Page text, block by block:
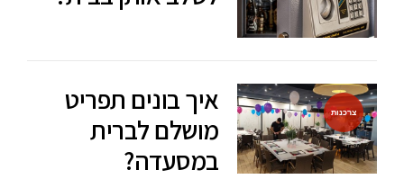
צרכנות
איך בונים תפריט
מושלם לברית
במסעדה?